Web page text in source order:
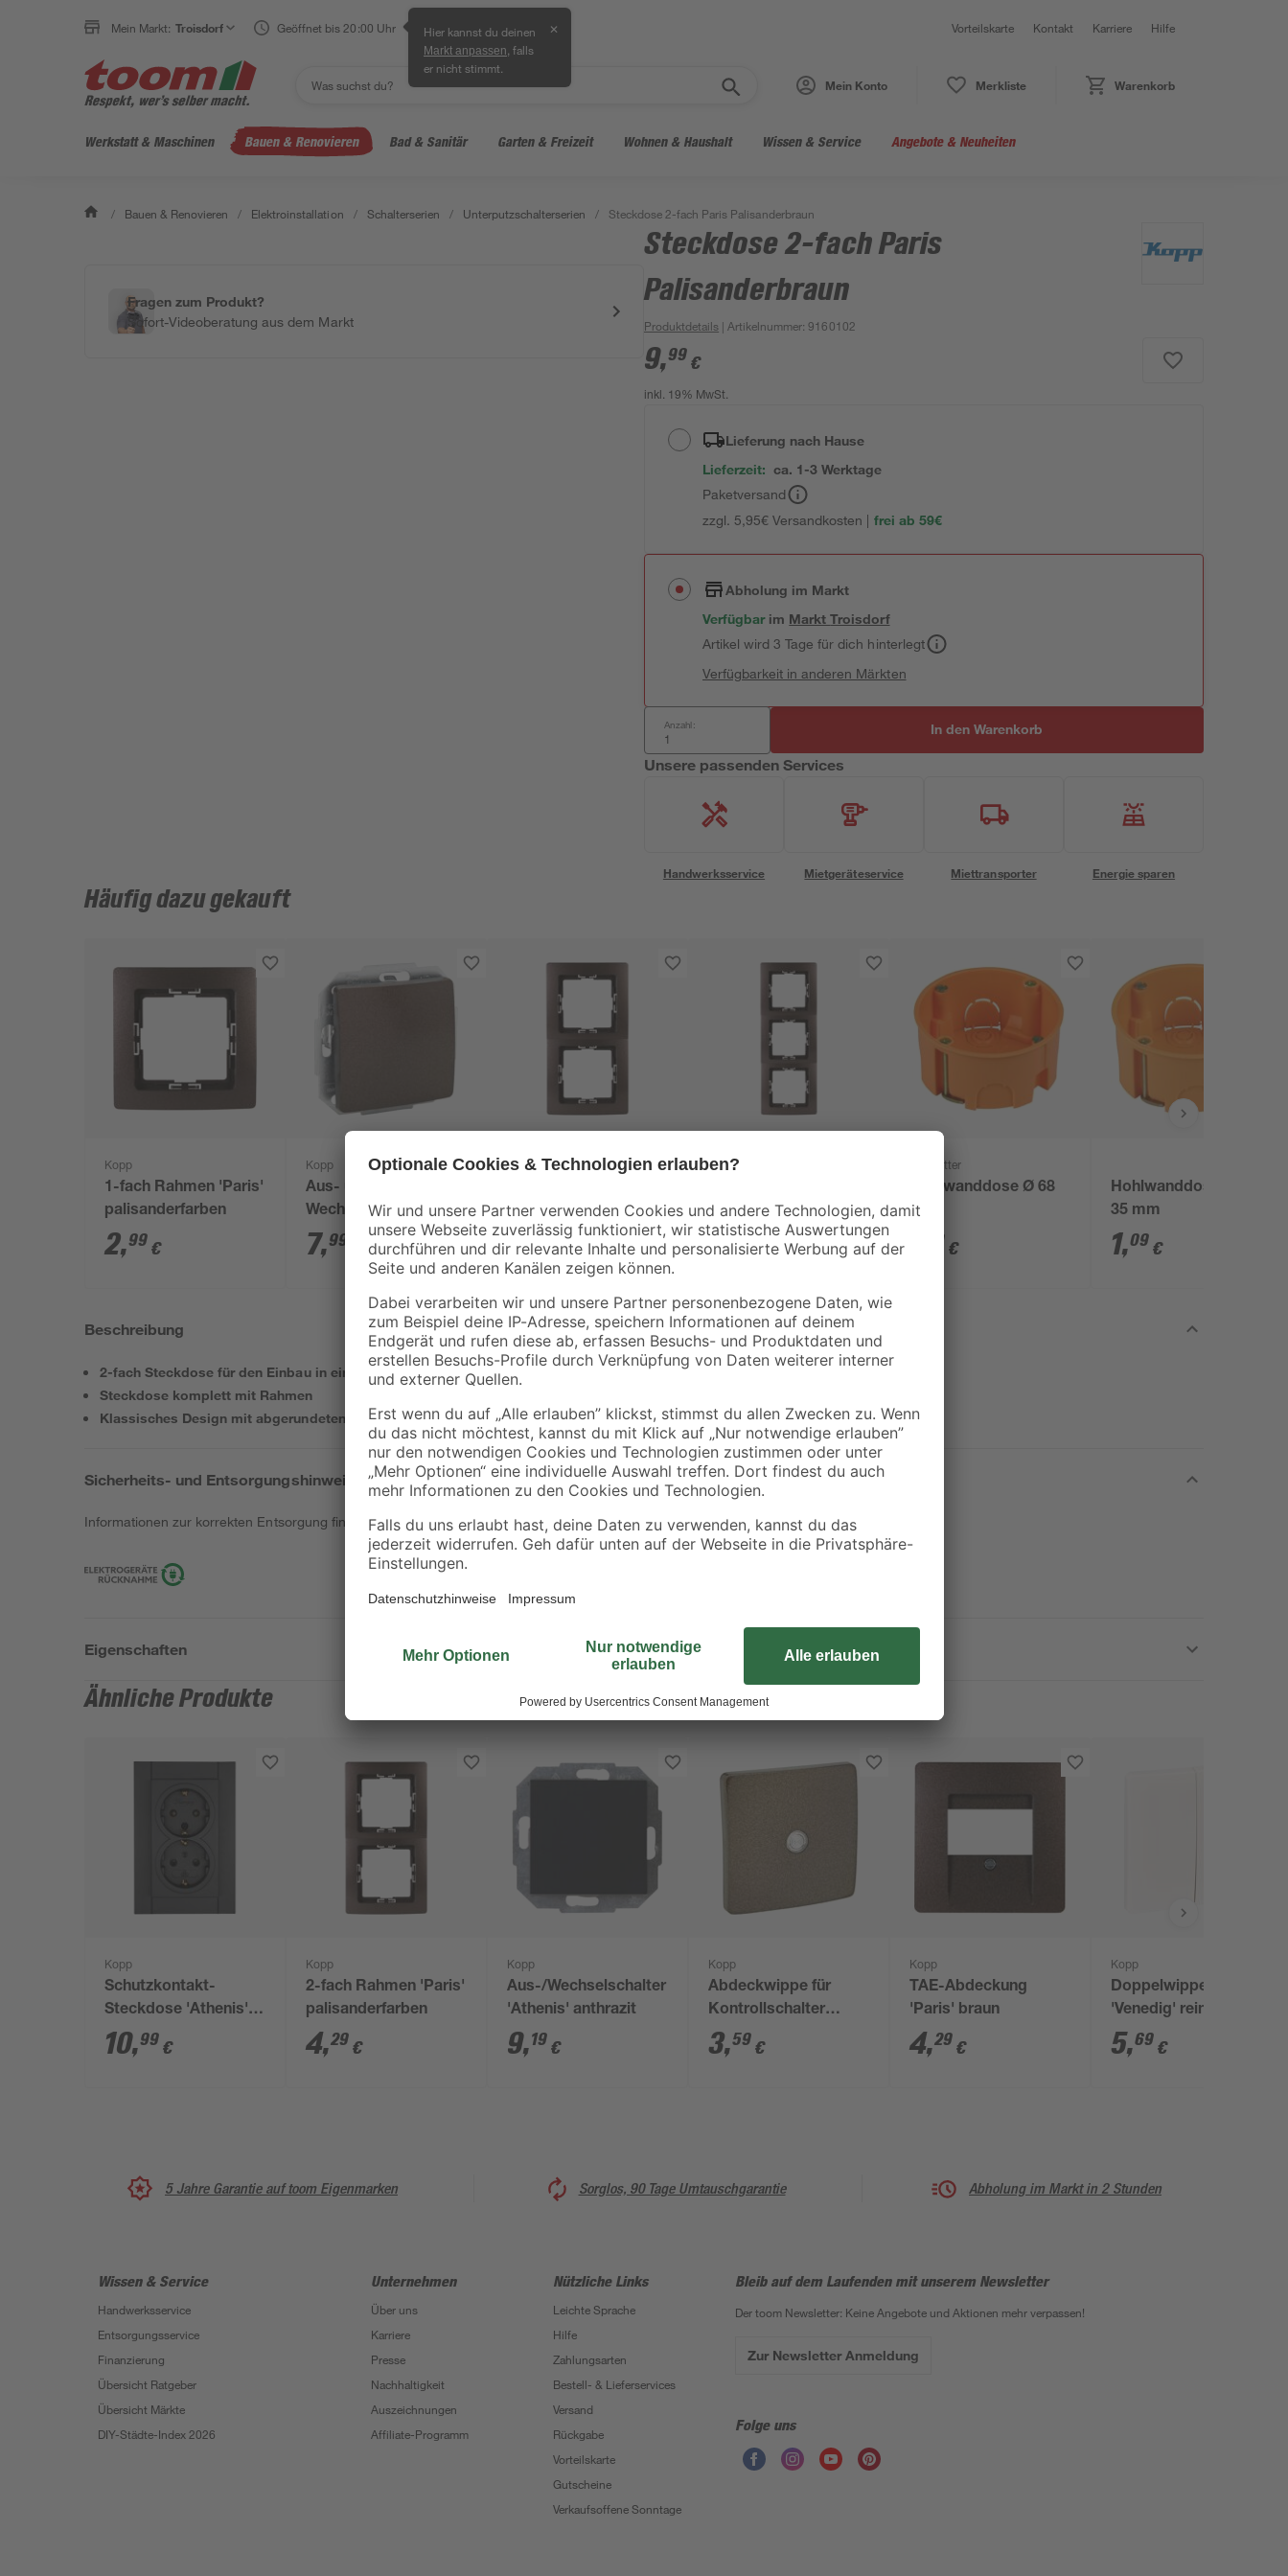
Mein Markt: Troisdorf Geöffnet bis 20:00 Uhr Hier kannst du deinen
Markt anpassen , falls
er nicht stimmt.
✕ Vorteilskarte Kontakt Karriere Hilfe
Mein Konto Merkliste Warenkorb
Werkstatt & Maschinen Bauen & Renovieren Bad & Sanitär Garten & Freizeit Wohnen & Haushalt Wissen & Service Angebote & Neuheiten
/ Bauen & Renovieren / Elektroinstallation / Schalterserien / Unterputzschalterserien / Steckdose 2-fach Paris Palisanderbraun
Fragen zum Produkt?
Sofort-Videoberatung aus dem Markt
Steckdose 2-fach Paris
Palisanderbraun
Produktdetails | Artikelnummer:9160102
9,99 €
inkl. 19% MwSt.
Lieferung nach Hause
Lieferzeit: ca. 1-3 Werktage
Paketversand
zzgl. 5,95€ Versandkosten | frei ab 59€
Abholung im Markt
Verfügbar im MarktTroisdorf
Artikel wird 3 Tage für dich hinterlegt
Verfügbarkeit in anderen Märkten
Anzahl: In den Warenkorb
Unsere passenden Services
Handwerksservice Mietgeräteservice Miettransporter Energie sparen
Häufig dazu gekauft
Kopp
1-fach Rahmen 'Paris'
palisanderfarben
2,99 €
Kopp
Aus- und
Wechselschalter
'Paris' braun
7,99
Kopp
palisanderfarben
4,29€
Kopp
palisanderfarben
5,99€
REV Ritter
Hohlwanddose Ø 68
mm
19 €
Hohlwanddose Ø 68 x
35 mm
1,09 €
Beschreibung
2-fach Steckdose für den Einbau in einer 1-fach Steckdose
Steckdose komplett mit Rahmen
Klassisches Design mit abgerundeten Ecken
Sicherheits- und Entsorgungshinweise
Informationen zur korrekten Entsorgung findest duhier.
Eigenschaften
Ähnliche Produkte
Kopp
Schutzkontakt-
Steckdose 'Athenis'
2-fach senkrecht
anthrazit
10,99 €
Kopp
2-fach Rahmen 'Paris'
palisanderfarben
4,29 €
Kopp
Aus-/Wechselschalter
'Athenis' anthrazit
9,19 €
Kopp
Abdeckwippe für
Kontrollschalter
'Paris' braun
3,59 €
Kopp
TAE-Abdeckung
'Paris' braun
4,29 €
Kopp
Doppelwippe
'Venedig' reinweiß
5,69 €
5 Jahre Garantie auf toom Eigenmarken Sorglos, 90 Tage Umtauschgarantie Abholung im Markt in 2 Stunden
Wissen & Service
Handwerksservice
Entsorgungsservice
Finanzierung
Übersicht Ratgeber
Übersicht Märkte
DIY-Städte-Index 2026
Unternehmen
Über uns
Karriere
Presse
Nachhaltigkeit
Auszeichnungen
Affiliate-Programm
Nützliche Links
Leichte Sprache
Hilfe
Zahlungsarten
Bestell- & Lieferservices
Versand
Rückgabe
Vorteilskarte
Gutscheine
Verkaufsoffene Sonntage
Bleib auf dem Laufenden mit unserem Newsletter
Der toom Newsletter: Keine Angebote und Aktionen mehr verpassen!
Zur Newsletter Anmeldung
Folge uns